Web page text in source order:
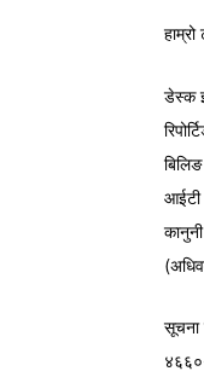
हाम्रो
डेस्क
आईटी
सूचना